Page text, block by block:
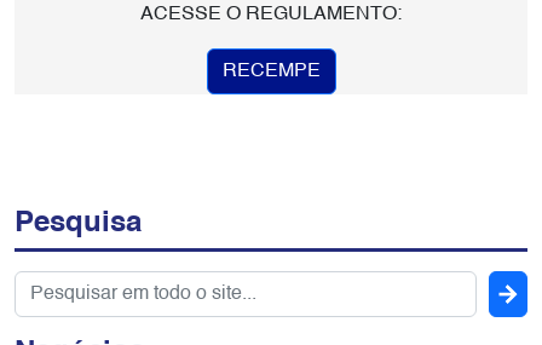
ACESSE O REGULAMENTO:
RECEMPE
Pesquisa